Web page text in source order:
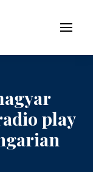
Menu
play